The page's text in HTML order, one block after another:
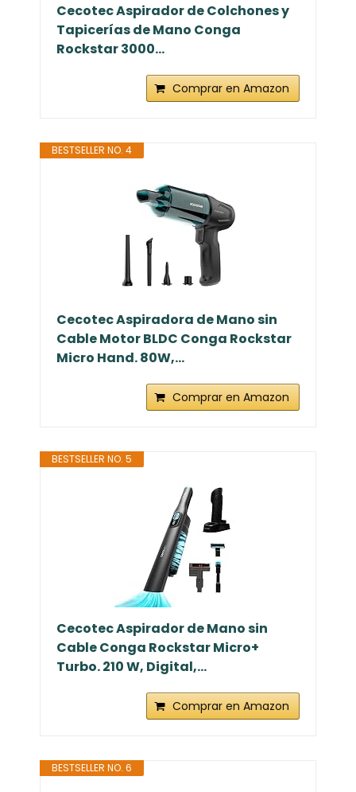
Cecotec Aspirador de Colchones y
Tapicerías de Mano Conga
Rockstar 3000...
Comprar en Amazon
BESTSELLER NO. 4
Cecotec Aspiradora de Mano sin
Cable Motor BLDC Conga Rockstar
Micro Hand. 80W,...
Comprar en Amazon
BESTSELLER NO. 5
Cecotec Aspirador de Mano sin
Cable Conga Rockstar Micro+
Turbo. 210 W, Digital,...
Comprar en Amazon
BESTSELLER NO. 6